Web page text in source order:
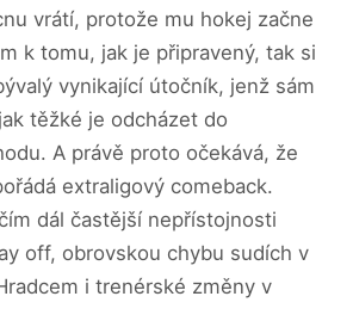
vrátí, protože mu hokej začne
k tomu, jak je připravený, tak si
vynikající útočník, jenž sám
těžké je odcházet do
A právě proto očekává, že
extraligový comeback.
dál častější nepřístojnosti
off, obrovskou chybu sudích v
i trenérské změny v